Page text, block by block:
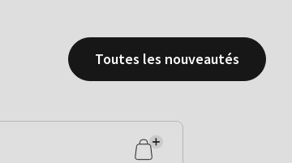
Toutes les nouveautés